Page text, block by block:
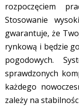
rozpoczęciem
Stosowanie
gwarantuje, że
rynkową i będzie
pogodowych.
sprawdzonych
każdego
zależy na